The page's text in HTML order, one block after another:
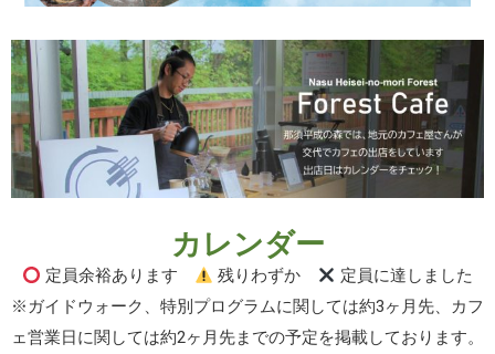
カレンダー
定員余裕あります 残りわずか
定員に達しました
※ガイドウォーク、特別プログラムに関しては約3ヶ月先、カフ
ェ営業日に関しては約2ヶ月先までの予定を掲載しております。